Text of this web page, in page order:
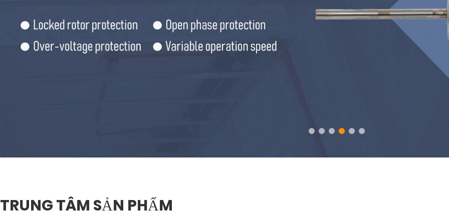
TRUNG TÂM SẢN PHẨM